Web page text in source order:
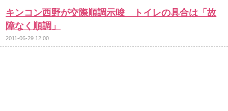
キンコン西野が交際順調示唆 トイレの具合は「故
障なく順調」
2011-06-29 12:00